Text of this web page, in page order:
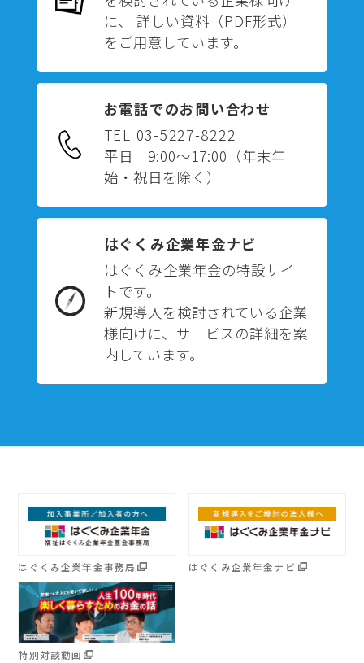
に、 詳しい資料（PDF形式）
をご用意しています。
お電話でのお問い合わせ
TEL 03-5227-8222
平日 9:00～17:00 （年末年
始・祝日を除く）
はぐくみ企業年金ナビ
はぐくみ企業年金の特設サイ
トです。
新規導入を検討されている企業
様向けに、サービスの詳細を案
内しています。
はぐくみ企業年金事務局 はぐくみ企業年金ナビ
特別対談動画